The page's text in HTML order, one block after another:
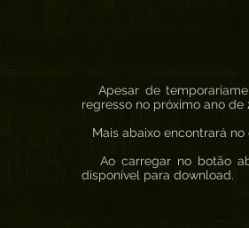
Apesar de
regresso no próximo ano de
Mais abaixo encontrará
Ao carregar no botão
disponível para download.